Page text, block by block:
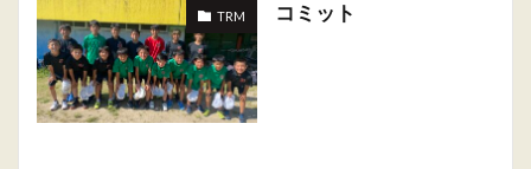
TRM コミット